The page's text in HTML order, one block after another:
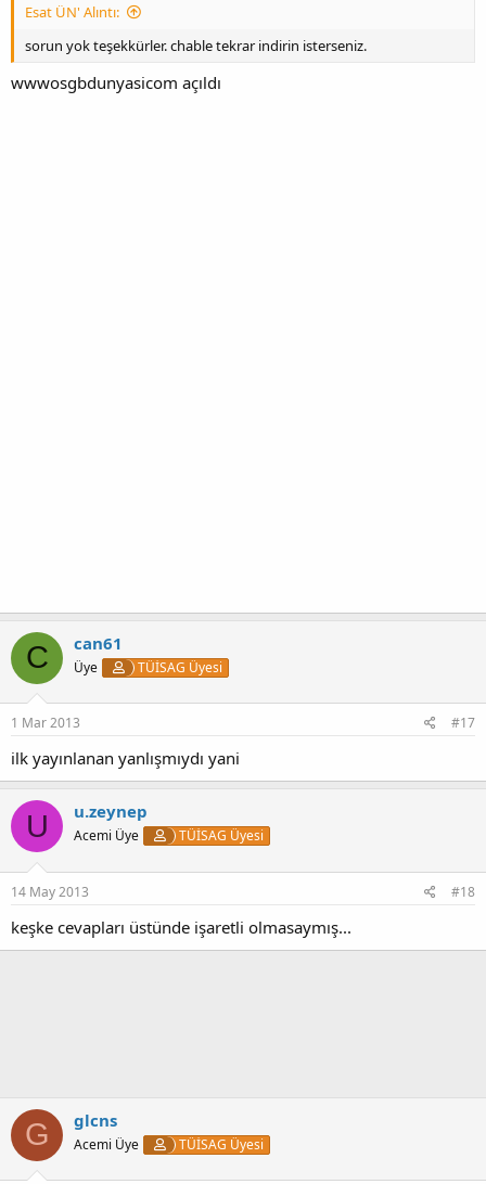
Esat ÜN' Alıntı:
sorun yok teşekkürler. chable tekrar indirin isterseniz.
wwwosgbdunyasicom açıldı
C can61
Üye TÜİSAG Üyesi
1 Mar 2013 #17
ilk yayınlanan yanlışmıydı yani
U u.zeynep
Acemi Üye TÜİSAG Üyesi
14 May 2013 #18
keşke cevapları üstünde işaretli olmasaymış...
G glcns
Acemi Üye TÜİSAG Üyesi